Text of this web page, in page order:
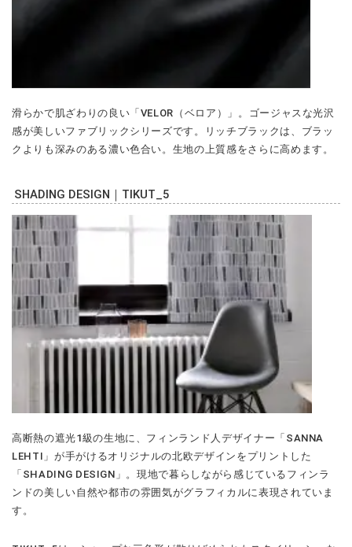
滑らかで肌ざわりの良い「VELOR（ベロア）」。ゴージャスな光沢
感が美しいファブリックシリーズです。リッチブラックは、ブラッ
クよりも深みのある濃い色合い。生地の上質感をさらに高めます。
SHADING DESIGN｜TIKUT_5
高断熱の遮光1級の生地に、フィンランド人デザイナー「SANNA
LEHTI」が手がけるオリジナルの北欧デザインをプリントした
「SHADING DESIGN」。現地で暮らしながら感じているフィンラ
ンドの美しい自然や都市の雰囲気がグラフィカルに表現されていま
す。